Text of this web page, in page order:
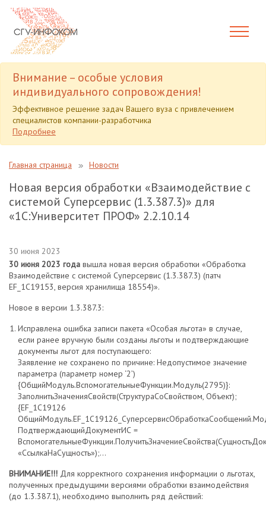
Внимание – особые условия
индивидуального сопровождения!
Эффективное решение задач Вашего вуза с привлечением
специалистов компании-разработчика
Подробнее
Главная страница Новости
Новая версия обработки «Взаимодействие с
системой Суперсервис (1.3.387.3)» для
«1С:Университет ПРОФ» 2.2.10.14
30 июня 2023
30 июня 2023 года вышла новая версия обработки «Обработка
Взаимодействие с системой Суперсервис (1.3.387.3) (патч
EF_1C19153, версия хранилища 18554)».
Новое в версии 1.3.387.3:
Исправлена ошибка записи пакета «Особая льгота» в случае,
если ранее вручную были созданы льготы и подтверждающие
документы льгот для поступающего:
Заявление не сохранено по причине: Недопустимое значение
параметра (параметр номер ‘2’)
{ОбщийМодуль.ВспомогательныеФункции.Модуль(2795)}:
ЗаполнитьЗначенияСвойств(СтруктураСоСвойством, Объект);
{EF_1C19126
ПодтверждающийДокументИС =
«СсылкаНаСущность»);…
ВНИМАНИЕ!!! Для корректного сохранения информации о льготах,
полученных предыдущими версиями обработки взаимодействия
(до 1.3.387.1), необходимо выполнить ряд действий: